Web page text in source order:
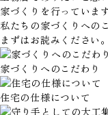
家づくりを行っています
私たちの家づくりへの
まずはお読みください。
家づくりへの こだわり
住宅の仕様について